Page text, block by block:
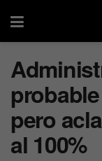
pero
al 100%